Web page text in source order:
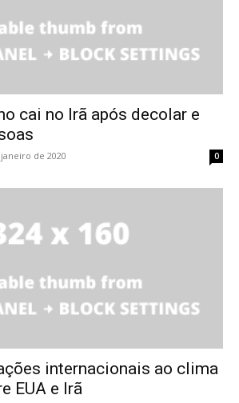
cai no Irã após decolar e
de 2020 0
internacionais ao clima
EUA e Irã